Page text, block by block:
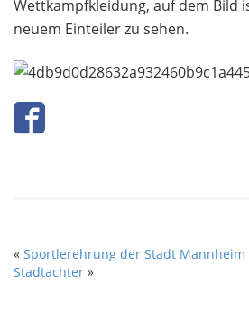
Wettkampfkleidung, auf dem Bild
neuem Einteiler zu sehen.
« Sportlerehrung der Stadt Mannheim
Stadtachter »